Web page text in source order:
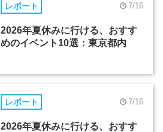
レポート 7/16
2026年夏休みに行ける、おすす
めのイベント10選：東京都内
レポート 7/16
2026年夏休みに行ける、おすす